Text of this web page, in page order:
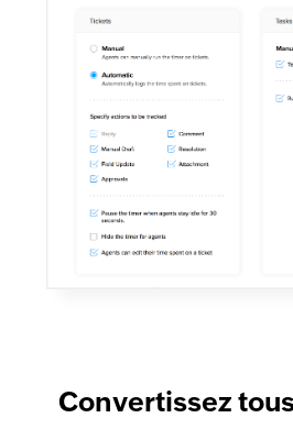
Convertissez